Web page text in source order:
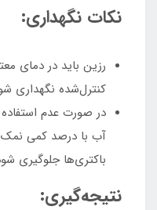
نکات نگهداری:
رزین باید در دمای
کنترل‌شده نگهداری
در صورت عدم
آب با درصد کمی نمک
باکتری‌ها جلوگیری
نتیجه‌گیری: